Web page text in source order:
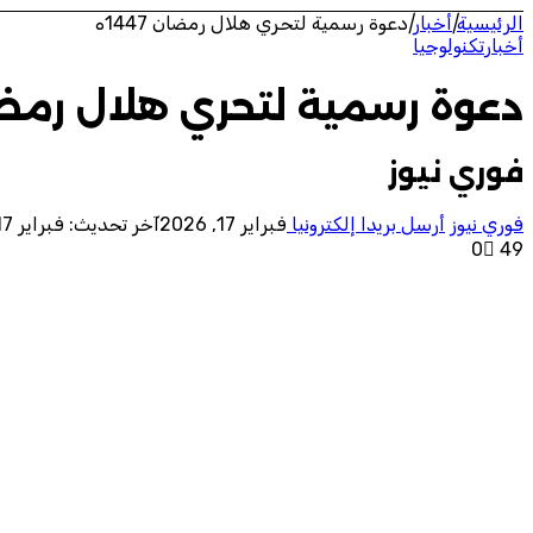
الرئيسية|أخبار|دعوة رسمية لتحري هلال رمضان 1447ه
أخبارتكنولوجيا
دعوة رسمية لتحري هلال رمضان
فوري نيوز
فوري نيوز أرسل بريدا إلكترونيا فبراير 17, 2026
آخر تحديث: فبراير 17, 2026
0
49